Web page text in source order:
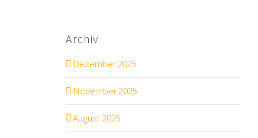
Archiv
Dezember 2025
November 2025
August 2025